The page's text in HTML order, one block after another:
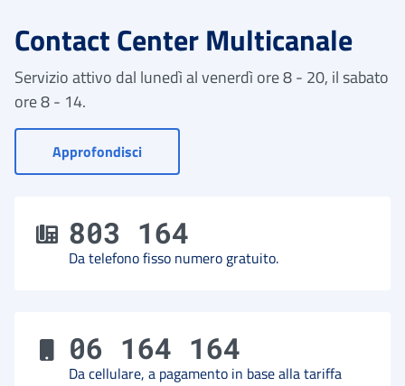
Contact Center Multicanale
Servizio attivo dal lunedì al venerdì ore 8 - 20, il sabato
ore 8 - 14.
Approfondisci- Vai a Contact Center
803 164
Da telefono fisso numero gratuito.
06 164 164
Da cellulare, a pagamento in base alla tariffa